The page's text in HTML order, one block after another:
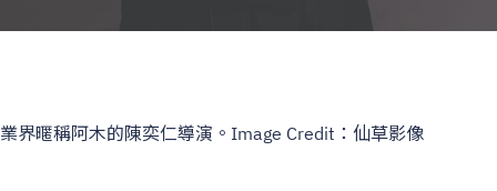
業界暱稱阿木的陳奕仁導演。Image Credit：仙草影像